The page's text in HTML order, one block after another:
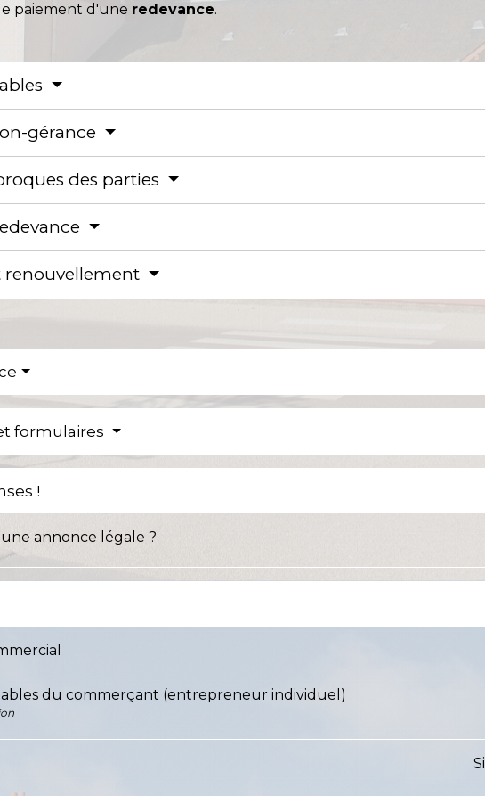
paiement d'une redevance.
gérance
des parties
renouvellement
formulaires
!
annonce légale ?
du commerçant (entrepreneur individuel)